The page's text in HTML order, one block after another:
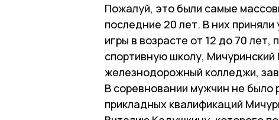
Пожалуй, это были самые
последние 20 лет. В них
игры в возрасте от 12 до 70
спортивную школу,
железнодорожный колледжи,
В соревновании мужчин не
прикладных квалификаций